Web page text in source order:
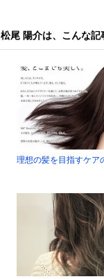
松尾 陽介は、こんな記
理想の髪を目指すケア